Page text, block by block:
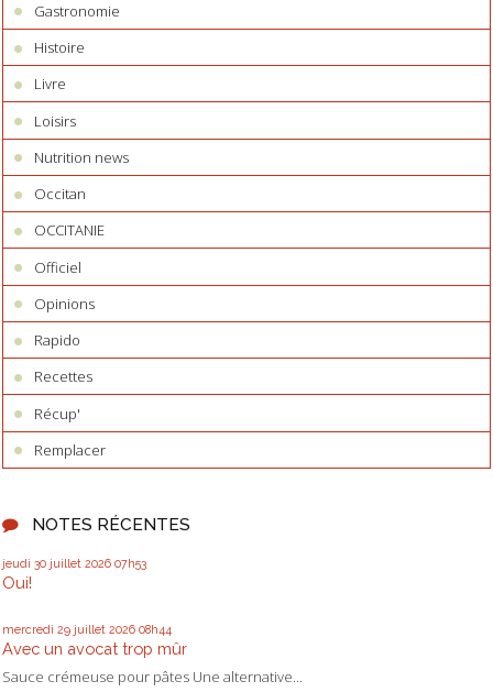
Gastronomie
Histoire
Livre
Loisirs
Nutrition news
Occitan
OCCITANIE
Officiel
Opinions
Rapido
Recettes
Récup'
Remplacer
NOTES RÉCENTES
jeudi 30 juillet 2026 07h53
Oui!
mercredi 29 juillet 2026 08h44
Avec un avocat trop mûr
Sauce crémeuse pour pâtes Une alternative...